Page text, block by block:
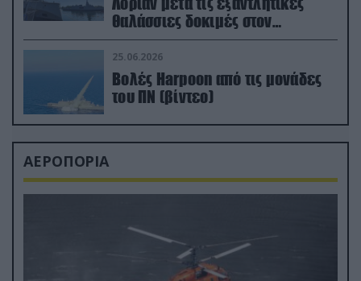
θαλάσσιες δοκιμές στον
απαιτητικό Βισκαϊκό
25.06.2026
Βολές Harpoon από τις μονάδες
του ΠΝ (βίντεο)
ΑΕΡΟΠΟΡΙΑ